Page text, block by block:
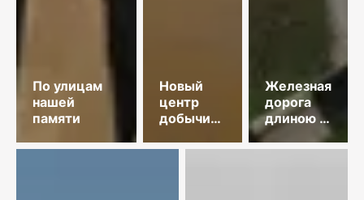
По улицам
нашей
памяти
Новый
центр
добычи
Железная
дорога
длиною в
35 лет